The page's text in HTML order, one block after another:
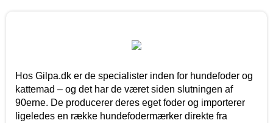
Hos Gilpa.dk er de specialister inden for hundefoder og
kattemad – og det har de været siden slutningen af
90erne. De producerer deres eget foder og importerer
ligeledes en række hundefodermærker direkte fra